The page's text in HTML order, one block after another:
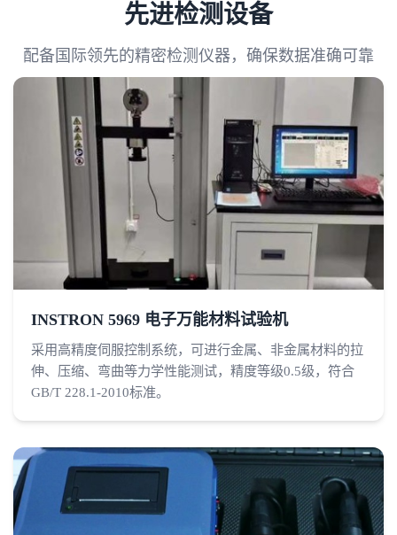
先进检测设备
配备国际领先的精密检测仪器，确保数据准确可靠
INSTRON 5969 电子万能材料试验机
采用高精度伺服控制系统，可进行金属、非金属材料的拉
伸、压缩、弯曲等力学性能测试，精度等级0.5级，符合
GB/T 228.1-2010标准。